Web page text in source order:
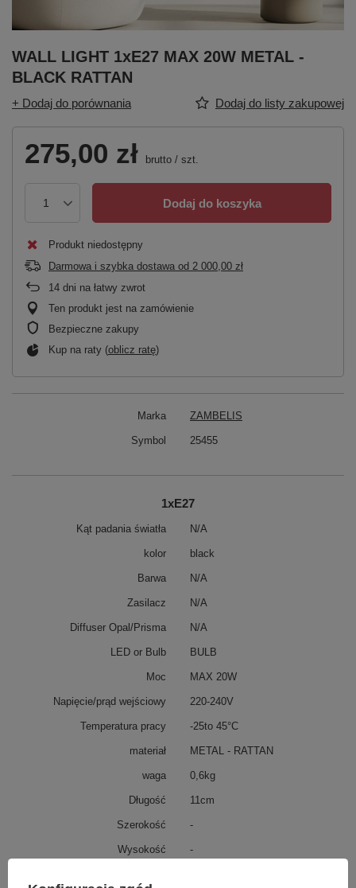
WALL LIGHT 1xE27 MAX 20W METAL -
BLACK RATTAN
+ Dodaj do porównania Dodaj do listy zakupowej
275,00 zł brutto / szt.
Dodaj do koszyka
Produkt niedostępny
Darmowa i szybka dostawa od 2 000,00 zł
14 dni na łatwy zwrot
Ten produkt jest na zamówienie
Bezpieczne zakupy
Kup na raty (oblicz ratę)
Marka ZAMBELIS
Symbol 25455
1xE27
Kąt padania światła N/A
kolor black
Barwa N/A
Zasilacz N/A
Diffuser Opal/Prisma N/A
LED or Bulb BULB
Moc MAX 20W
Napięcie/prąd wejściowy 220-240V
Temperatura pracy -25to 45°C
materiał METAL - RATTAN
waga 0,6kg
Długość 11cm
Szerokość -
Wysokość -